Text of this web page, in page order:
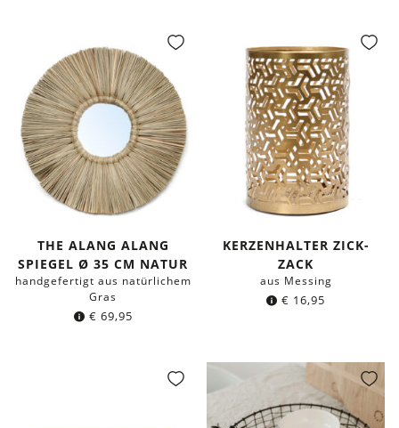
THE ALANG ALANG
SPIEGEL Ø 35 CM NATUR
handgefertigt aus natürlichem
Gras
€ 69,95
KERZENHALTER ZICK-
ZACK
aus Messing
€ 16,95